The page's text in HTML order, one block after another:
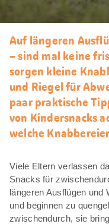
Auf längeren
– sind mal keine
sorgen kleine
und Riegel für
paar praktische
von Kindersnacks
welche
Viele Eltern verlassen
Snacks für
längeren Ausflügen und
und beginnen zu
zwischendurch, sie